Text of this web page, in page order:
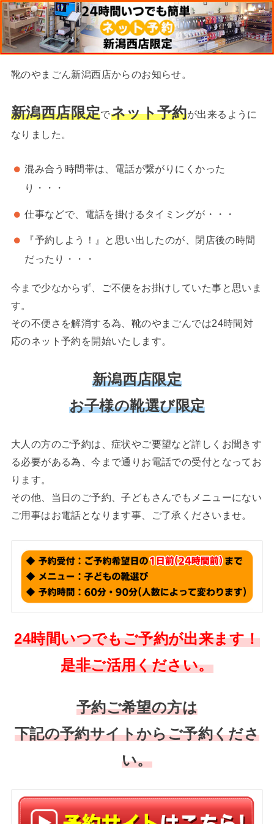
靴のやまごん新潟西店からのお知らせ。
新潟西店限定でネット予約が出来るように
なりました。
混み合う時間帯は、電話が繋がりにくかった
り・・・
仕事などで、電話を掛けるタイミングが・・・
『予約しよう！』と思い出したのが、閉店後の時間
だったり・・・
今まで少なからず、ご不便をお掛けしていた事と思いま
す。
その不便さを解消する為、靴のやまごんでは24時間対
応のネット予約を開始いたします。
新潟西店限定
お子様の靴選び限定
大人の方のご予約は、症状やご要望など詳しくお聞きす
る必要がある為、今まで通りお電話での受付となってお
ります。
その他、当日のご予約、子どもさんでもメニューにない
ご用事はお電話となります事、ご了承くださいませ。
24時間いつでもご予約が出来ます！
是非ご活用ください。
予約ご希望の方は
下記の予約サイトからご予約くださ
い。